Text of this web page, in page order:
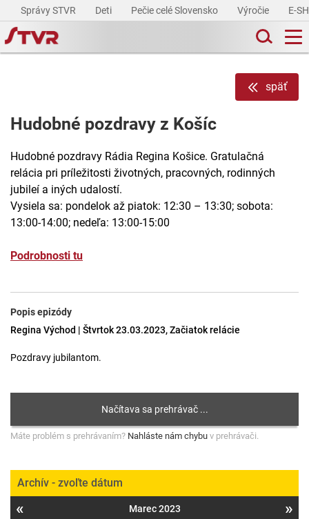
Správy STVR Deti Pečie celé Slovensko Výročie E-
späť
Hudobné pozdravy z Košíc
Hudobné pozdravy Rádia Regina Košice. Gratulačná
relácia pri príležitosti životných, pracovných, rodinných
jubileí a iných udalostí.
Vysiela sa: pondelok až piatok: 12:30 – 13:30; sobota:
13:00-14:00; nedeľa: 13:00-15:00
Podrobnosti tu
Popis epizódy
Regina Východ | Štvrtok 23.03.2023, Začiatok relácie
Pozdravy jubilantom.
Máte problém s prehrávaním? Nahláste nám chybu v prehrávači.
Archív - zvoľte dátum
« Marec 2023 »